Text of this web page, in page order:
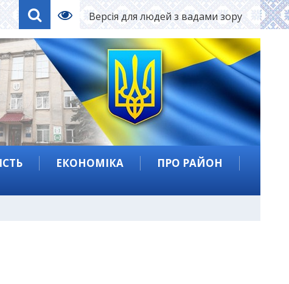
Версія для людей з вадами зору
ЕКОНОМІКА
ПРО РАЙОН